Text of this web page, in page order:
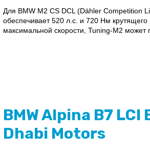
Для BMW M2 CS DCL (Dähler Competition
обеспечивает 520 л.с. и 720 Нм
максимальной скорости, Tuning-M2 может
BMW Alpina B7
Dhabi Motors